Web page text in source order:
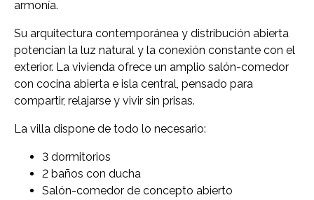
armonía.
Su arquitectura contemporánea y distribución abierta
potencian la luz natural y la conexión constante con el
exterior. La vivienda ofrece un amplio salón-comedor
con cocina abierta e isla central, pensado para
compartir, relajarse y vivir sin prisas.
La villa dispone de todo lo necesario:
3 dormitorios
2 baños con ducha
Salón-comedor de concepto abierto